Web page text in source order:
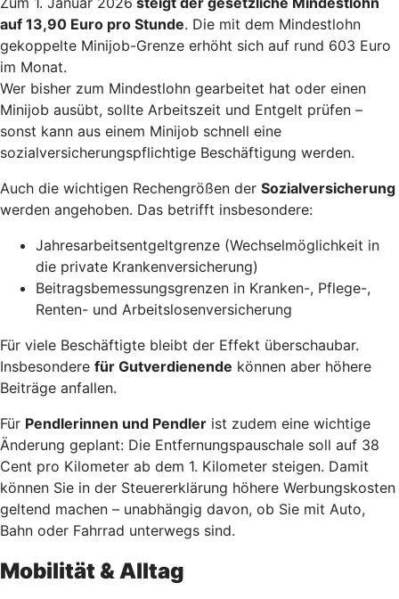
auf 13,90 Euro pro Stunde. Die mit dem Mindestlohn
gekoppelte Minijob-Grenze erhöht sich auf rund 603 Euro
im Monat.
Wer bisher zum Mindestlohn gearbeitet hat oder einen
Minijob ausübt, sollte Arbeitszeit und Entgelt prüfen –
sonst kann aus einem Minijob schnell eine
sozialversicherungspflichtige Beschäftigung werden.
Auch die wichtigen Rechengrößen der Sozialversicherung
werden angehoben. Das betrifft insbesondere:
Jahresarbeitsentgeltgrenze (Wechselmöglichkeit in
die private Krankenversicherung)
Beitragsbemessungsgrenzen in Kranken-, Pflege-,
Renten- und Arbeitslosenversicherung
Für viele Beschäftigte bleibt der Effekt überschaubar.
Insbesondere für Gutverdienende können aber höhere
Beiträge anfallen.
Für Pendlerinnen und Pendler ist zudem eine wichtige
Änderung geplant: Die Entfernungspauschale soll auf 38
Cent pro Kilometer ab dem 1. Kilometer steigen. Damit
können Sie in der Steuererklärung höhere Werbungskosten
geltend machen – unabhängig davon, ob Sie mit Auto,
Bahn oder Fahrrad unterwegs sind.
Mobilität & Alltag